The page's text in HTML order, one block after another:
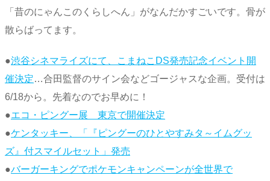
「昔のにゃんこのくらしへん」がなんだかすごいです。骨が
散らばってます。
●渋谷シネマライズにて、こまねこDS発売記念イベント開
催決定…合田監督のサイン会などゴージャスな企画。受付は
6/18から。先着なのでお早めに！
●エコ・ピングー展 東京で開催決定
●ケンタッキー、「『ピングーのひとやすみタ～イムグッ
ズ』付スマイルセット」発売
●バーガーキングでポケモンキャンペーンが全世界で